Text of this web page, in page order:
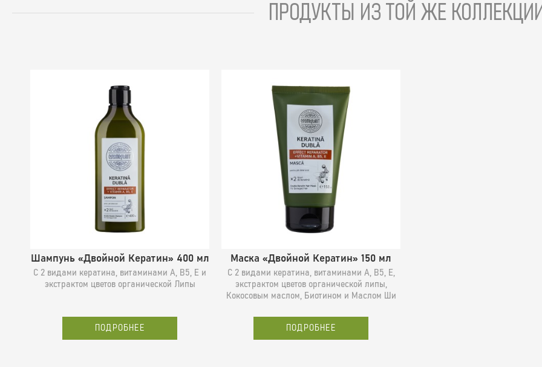
ПРОДУКТЫ ИЗ ТОЙ ЖЕ
Шампунь «Двойной Кератин» 400 мл
С 2 видами кератина, витаминами А, B5, E и
экстрактом цветов органической Липы
ПОДРОБНЕЕ
Маска «Двойной Кератин» 150 мл
С 2 видами кератина, витаминами А, B5, E,
экстрактом цветов органической липы,
Кокосовым маслом, Биотином и Маслом Ши
ПОДРОБНЕЕ